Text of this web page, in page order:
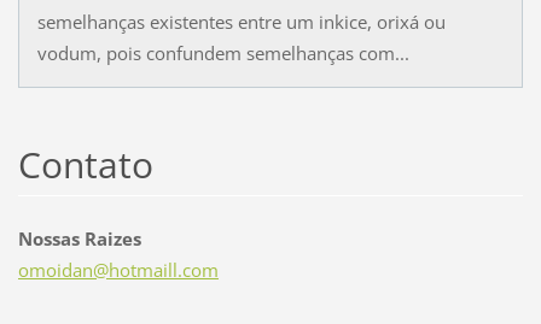
semelhanças existentes entre um inkice, orixá ou
vodum, pois confundem semelhanças com...
Contato
Nossas Raizes
omoidan@hotmaill.com